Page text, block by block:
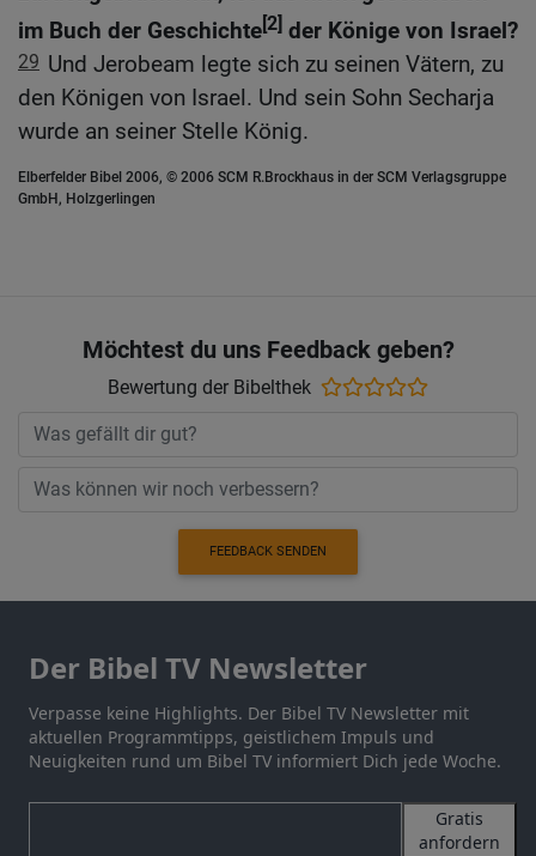
im Buch der Geschichte[2] der Könige von Israel?
29 Und Jerobeam legte sich zu seinen Vätern, zu
den Königen von Israel. Und sein Sohn Secharja
wurde an seiner Stelle König.
Elberfelder Bibel 2006, © 2006 SCM R.Brockhaus in der SCM Verlagsgruppe
GmbH, Holzgerlingen
Möchtest du uns Feedback geben?
Bewertung der Bibelthek
FEEDBACK SENDEN
Der Bibel TV Newsletter
Verpasse keine Highlights. Der Bibel TV Newsletter mit
aktuellen Programmtipps, geistlichem Impuls und
Neuigkeiten rund um Bibel TV informiert Dich jede Woche.
Gratis
anfordern